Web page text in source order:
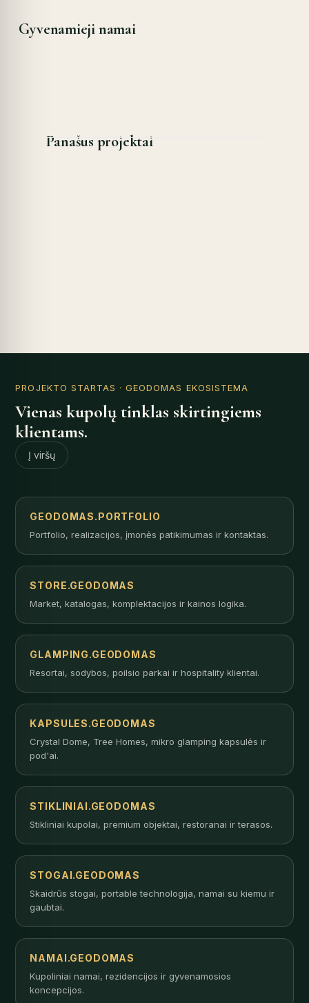
Gyvenamieji namai
Panašus projektai
PROJEKTO STARTAS · GEODOMAS EKOSISTEMA
Vienas kupolų tinklas skirtingiems
klientams.
Į viršų
GEODOMAS.PORTFOLIO
Portfolio, realizacijos, įmonės patikimumas ir kontaktas.
STORE.GEODOMAS
Market, katalogas, komplektacijos ir kainos logika.
GLAMPING.GEODOMAS
Resortai, sodybos, poilsio parkai ir hospitality klientai.
KAPSULES.GEODOMAS
Crystal Dome, Tree Homes, mikro glamping kapsulės ir
pod'ai.
STIKLINIAI.GEODOMAS
Stikliniai kupolai, premium objektai, restoranai ir terasos.
STOGAI.GEODOMAS
Skaidrūs stogai, portable technologija, namai su kiemu ir
gaubtai.
NAMAI.GEODOMAS
Kupoliniai namai, rezidencijos ir gyvenamosios
koncepcijos.